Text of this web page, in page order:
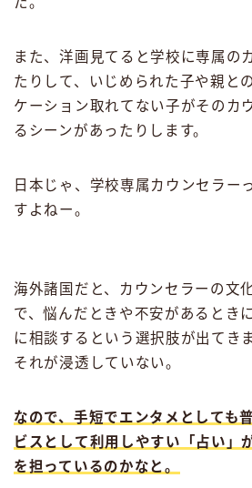
また、洋画見てると学校に専属の
たりして、いじめられた子や親と
ケーション取れてない子がそのカ
るシーンがあったりします。
日本じゃ、学校専属カウンセラー
すよねー。
海外諸国だと、カウンセラーの文
で、悩んだときや不安があるとき
に相談するという選択肢が出てき
それが浸透していない。
なので、手短でエンタメとしても
ビスとして利用しやすい「占い」
を担っているのかなと。